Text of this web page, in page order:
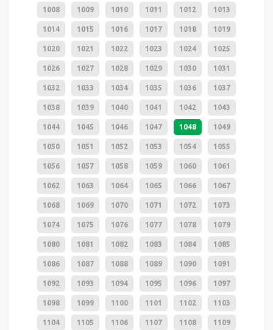
1008 1009 1010 1011 1012 1013
1014 1015 1016 1017 1018 1019
1020 1021 1022 1023 1024 1025
1026 1027 1028 1029 1030 1031
1032 1033 1034 1035 1036 1037
1038 1039 1040 1041 1042 1043
1044 1045 1046 1047 1048 1049
1050 1051 1052 1053 1054 1055
1056 1057 1058 1059 1060 1061
1062 1063 1064 1065 1066 1067
1068 1069 1070 1071 1072 1073
1074 1075 1076 1077 1078 1079
1080 1081 1082 1083 1084 1085
1086 1087 1088 1089 1090 1091
1092 1093 1094 1095 1096 1097
1098 1099 1100 1101 1102 1103
1104 1105 1106 1107 1108 1109